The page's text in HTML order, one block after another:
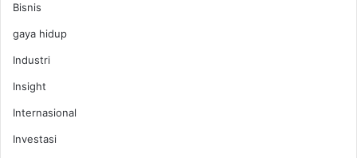
Bisnis
gaya hidup
Industri
Insight
Internasional
Investasi